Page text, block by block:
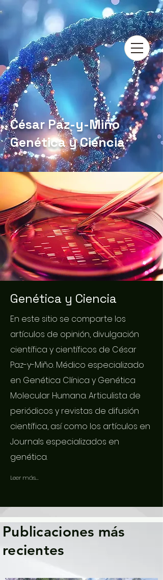
César Paz-y-Miño
Genética y Ciencia
Genética y Ciencia
En este sitio se comparte los
artículos de opinión, divulgación
científica y científicos de César
Paz-y-Miño. Médico especializado
en Genética Clínica y Genética
Molecular Humana. Articulista de
periódicos y revistas de difusión
científica, así como los artículos en
Journals especializados en
genética.
Leer más...
Publicaciones más
recientes